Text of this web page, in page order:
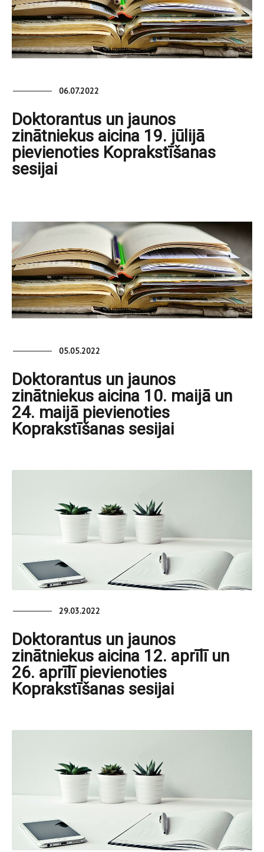
06.07.2022
Doktorantus un jaunos
zinātniekus aicina 19. jūlijā
pievienoties Koprakstīšanas
sesijai
05.05.2022
Doktorantus un jaunos
zinātniekus aicina 10. maijā un
24. maijā pievienoties
Koprakstīšanas sesijai
29.03.2022
Doktorantus un jaunos
zinātniekus aicina 12. aprīlī un
26. aprīlī pievienoties
Koprakstīšanas sesijai